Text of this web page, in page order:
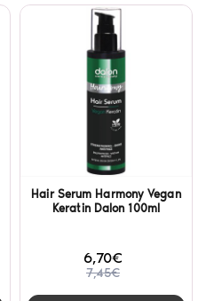
Hair Serum Harmony Vegan
Keratin Dalon 100ml
6,70€
7,45€